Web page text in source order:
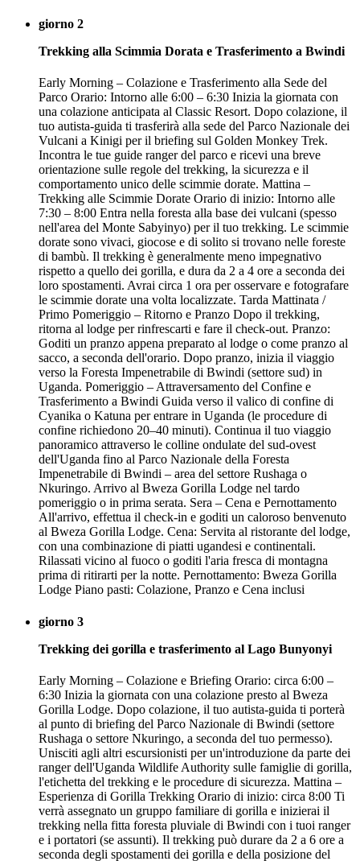
giorno 2
Trekking alla Scimmia Dorata e Trasferimento a Bwindi
Early Morning – Colazione e Trasferimento alla Sede del
Parco Orario: Intorno alle 6:00 – 6:30 Inizia la giornata con
una colazione anticipata al Classic Resort. Dopo colazione, il
tuo autista-guida ti trasferirà alla sede del Parco Nazionale dei
Vulcani a Kinigi per il briefing sul Golden Monkey Trek.
Incontra le tue guide ranger del parco e ricevi una breve
orientazione sulle regole del trekking, la sicurezza e il
comportamento unico delle scimmie dorate. Mattina –
Trekking alle Scimmie Dorate Orario di inizio: Intorno alle
7:30 – 8:00 Entra nella foresta alla base dei vulcani (spesso
nell'area del Monte Sabyinyo) per il tuo trekking. Le scimmie
dorate sono vivaci, giocose e di solito si trovano nelle foreste
di bambù. Il trekking è generalmente meno impegnativo
rispetto a quello dei gorilla, e dura da 2 a 4 ore a seconda dei
loro spostamenti. Avrai circa 1 ora per osservare e fotografare
le scimmie dorate una volta localizzate. Tarda Mattinata /
Primo Pomeriggio – Ritorno e Pranzo Dopo il trekking,
ritorna al lodge per rinfrescarti e fare il check-out. Pranzo:
Goditi un pranzo appena preparato al lodge o come pranzo al
sacco, a seconda dell'orario. Dopo pranzo, inizia il viaggio
verso la Foresta Impenetrabile di Bwindi (settore sud) in
Uganda. Pomeriggio – Attraversamento del Confine e
Trasferimento a Bwindi Guida verso il valico di confine di
Cyanika o Katuna per entrare in Uganda (le procedure di
confine richiedono 20–40 minuti). Continua il tuo viaggio
panoramico attraverso le colline ondulate del sud-ovest
dell'Uganda fino al Parco Nazionale della Foresta
Impenetrabile di Bwindi – area del settore Rushaga o
Nkuringo. Arrivo al Bweza Gorilla Lodge nel tardo
pomeriggio o in prima serata. Sera – Cena e Pernottamento
All'arrivo, effettua il check-in e goditi un caloroso benvenuto
al Bweza Gorilla Lodge. Cena: Servita al ristorante del lodge,
con una combinazione di piatti ugandesi e continentali.
Rilassati vicino al fuoco o goditi l'aria fresca di montagna
prima di ritirarti per la notte. Pernottamento: Bweza Gorilla
Lodge Piano pasti: Colazione, Pranzo e Cena inclusi
giorno 3
Trekking dei gorilla e trasferimento al Lago Bunyonyi
Early Morning – Colazione e Briefing Orario: circa 6:00 –
6:30 Inizia la giornata con una colazione presto al Bweza
Gorilla Lodge. Dopo colazione, il tuo autista-guida ti porterà
al punto di briefing del Parco Nazionale di Bwindi (settore
Rushaga o settore Nkuringo, a seconda del tuo permesso).
Unisciti agli altri escursionisti per un'introduzione da parte dei
ranger dell'Uganda Wildlife Authority sulle famiglie di gorilla,
l'etichetta del trekking e le procedure di sicurezza. Mattina –
Esperienza di Gorilla Trekking Orario di inizio: circa 8:00 Ti
verrà assegnato un gruppo familiare di gorilla e inizierai il
trekking nella fitta foresta pluviale di Bwindi con i tuoi ranger
e i portatori (se assunti). Il trekking può durare da 2 a 6 ore a
seconda degli spostamenti dei gorilla e della posizione del